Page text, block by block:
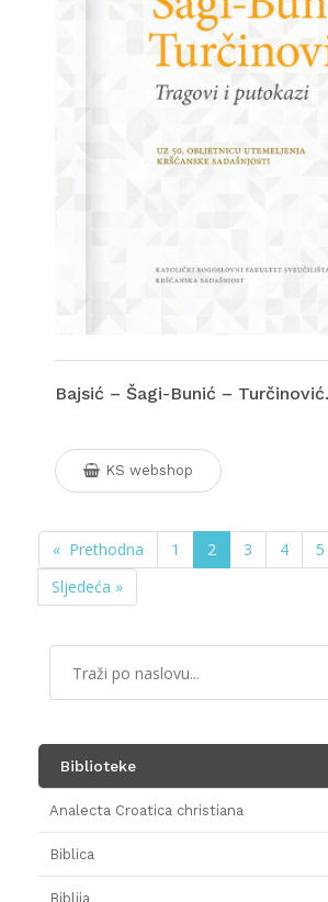
KS webshop
« Prethodna 1 2 3 4 5
Sljedeća »
Biblioteke
Analecta Croatica christiana
Biblica
Biblija